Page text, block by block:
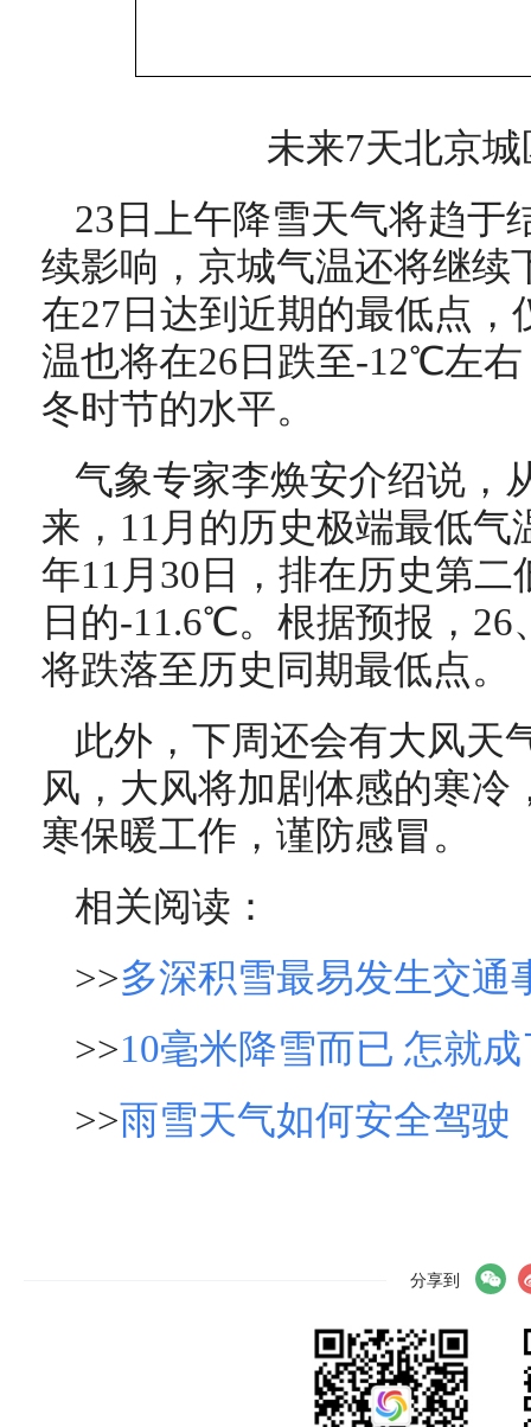
未来7天北京
23日上午降雪天气将趋于
续影响，京城气温还将继续
在27日达到近期的最低点
温也将在26日跌至-12℃左
冬时节的水平。
气象专家李焕安介绍说，
来，11月的历史极端最低
年11月30日，排在历史第二
日的-11.6℃。根据预报，
将跌落至历史同期最低点。
此外，下周还会有大风天
风，大风将加剧体感的寒
寒保暖工作，谨防感冒。
相关阅读：
>>多深积雪最易发生交通
>>10毫米降雪而已 怎就
>>雨雪天气如何安全驾驶
分享到